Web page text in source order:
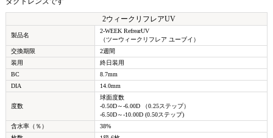
2ウィークリフレアUV
製品名
2-WEEK RefrearUV
（ツーウィークリフレア ユーブイ）
交換期限
2週間
装用
終日装用
BC
8.7mm
DIA
14.0mm
度数
球面度数
-0.50D～-6.00D （0.25ステップ）
-6.50D～-10.00D (0.50ステップ)
含水率（％）
38%